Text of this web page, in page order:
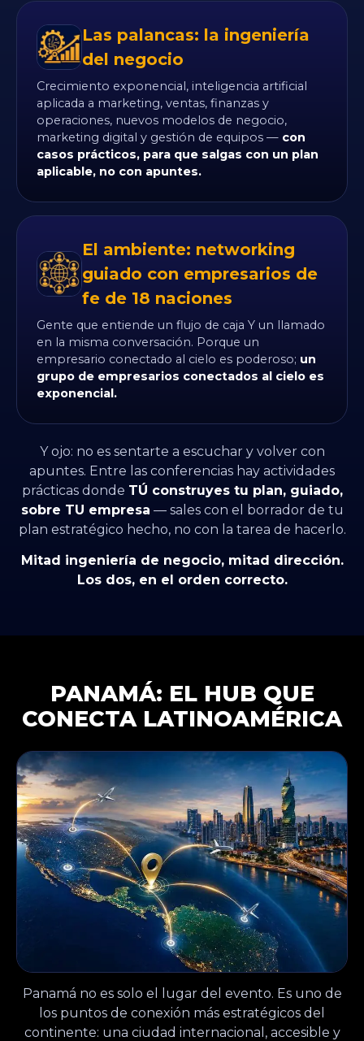
Las palancas: la ingeniería
del negocio
Crecimiento exponencial, inteligencia artificial
aplicada a marketing, ventas, finanzas y
operaciones, nuevos modelos de negocio,
marketing digital y gestión de equipos — con
casos prácticos, para que salgas con un plan
aplicable, no con apuntes.
El ambiente: networking
guiado con empresarios de
fe de 18 naciones
Gente que entiende un flujo de caja Y un llamado
en la misma conversación. Porque un
empresario conectado al cielo es poderoso; un
grupo de empresarios conectados al cielo es
exponencial.
Y ojo: no es sentarte a escuchar y volver con
apuntes. Entre las conferencias hay actividades
prácticas donde TÚ construyes tu plan, guiado,
sobre TU empresa — sales con el borrador de tu
plan estratégico hecho, no con la tarea de hacerlo.
Mitad ingeniería de negocio, mitad dirección.
Los dos, en el orden correcto.
PANAMÁ: EL HUB QUE
CONECTA LATINOAMÉRICA
Panamá no es solo el lugar del evento. Es uno de
los puntos de conexión más estratégicos del
continente: una ciudad internacional, accesible y